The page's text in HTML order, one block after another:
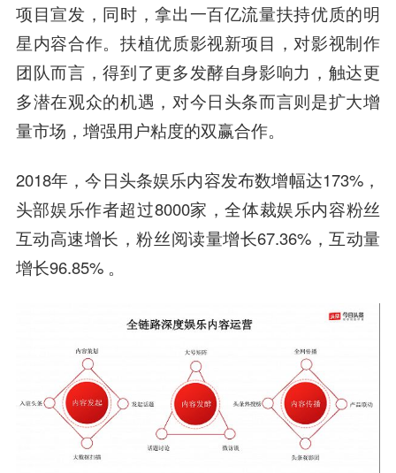
项目宣发，同时，拿出一百亿流量扶持优质的明
星内容合作。 扶植优质影视新项目，对影视制作
团队而言，得到了更多发酵自身影响力，触达更
多潜在观众的机遇，对今日头条而言则是扩大增
量市场，增强用户粘度的双赢合作。
2018年，今日头条娱乐内容发布数增幅达173%，
头部娱乐作者超过8000家，全体裁娱乐内容粉丝
互动高速增长，粉丝阅读量增长67.36%，互动量
增长96.85% 。